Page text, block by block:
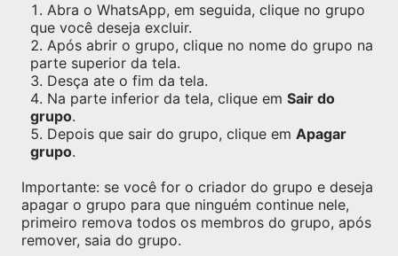
Abra o WhatsApp, em seguida, clique no grupo
que você deseja excluir.
Após abrir o grupo, clique no nome do grupo na
parte superior da tela.
Desça ate o fim da tela.
Na parte inferior da tela, clique em Sair do
grupo.
Depois que sair do grupo, clique em Apagar
grupo.
Importante: se você for o criador do grupo e deseja
apagar o grupo para que ninguém continue nele,
primeiro remova todos os membros do grupo, após
remover, saia do grupo.